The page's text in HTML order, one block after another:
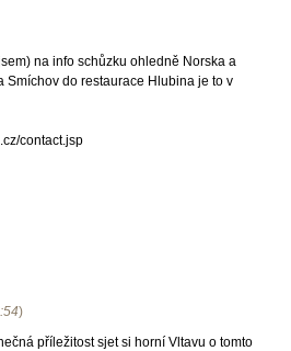
na info schůzku ohledně Norska a
Smíchov do restaurace Hlubina je to v
contact.jsp
)
příležitost sjet si horní Vltavu o tomto